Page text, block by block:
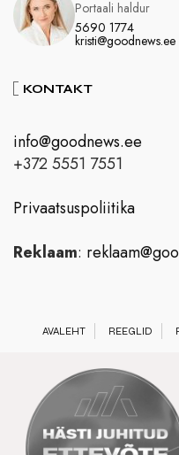
5690 1774
kristi@goodnews.ee
Portaali haldur
KONTAKT
info@goodnews.ee
+372 5551 7551
Privaatsuspoliitika
Reklaam:
AVALEHT REEGLID